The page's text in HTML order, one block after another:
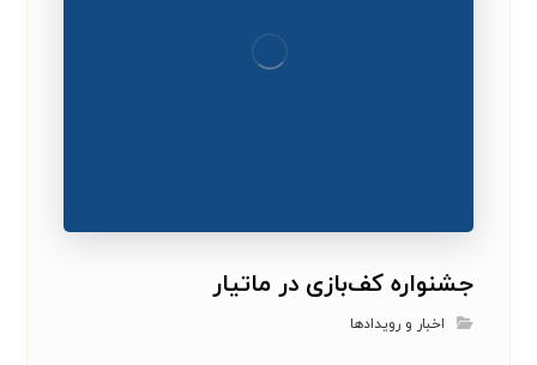
جشنواره کف‌بازی در ماتیار
اخبار و رویدادها